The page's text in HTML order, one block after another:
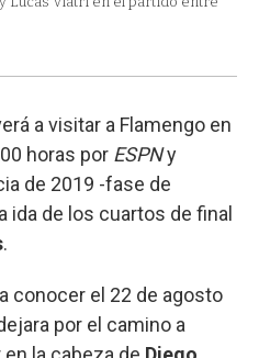
a visitar a Flamengo en
horas por ESPNy
de 2019 -fase de
ida de los cuartos de final
.
conocer el 22 de agosto
por el camino a